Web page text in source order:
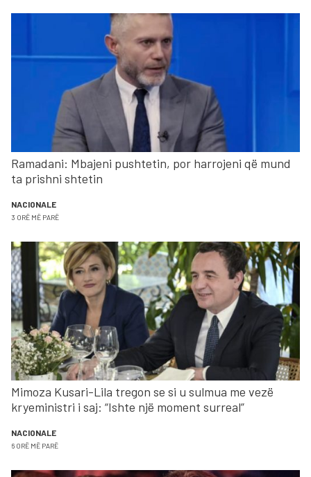
Ramadani: Mbajeni pushtetin, por harrojeni që mund
ta prishni shtetin
NACIONALE
3 ORË MË PARË
Mimoza Kusari-Lila tregon se si u sulmua me vezë
kryeministri i saj: “Ishte një moment surreal”
NACIONALE
6 ORË MË PARË